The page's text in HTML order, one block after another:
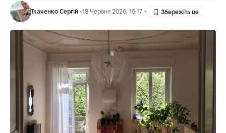
Ткаченко Сергій 18 Червня 2026, 16:17